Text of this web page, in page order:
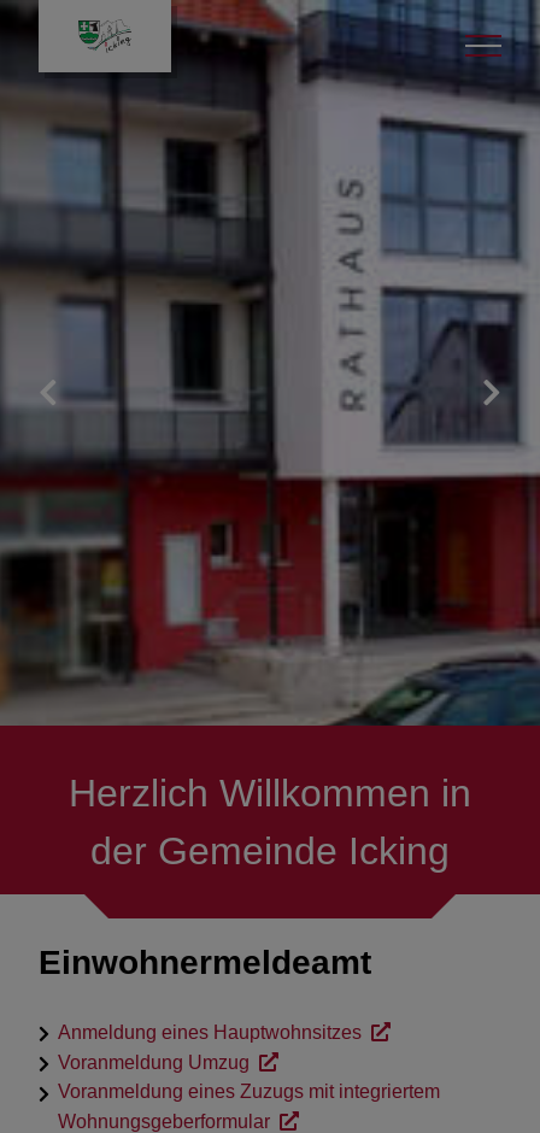
Gemeinde & Rathaus
Digitales Amtsblatt
Stellenangebote
Aktuelle Ausschreibungen
Gemeindeverwaltung
Öffnungszeiten & Termine
Rund um die Uhr in´s
Herzlich Willkommen in
der Gemeinde Icking
Einwohnermeldeamt
Anmeldung eines Hauptwohnsitzes
Voranmeldung Umzug
Voranmeldung eines Zuzugs mit integriertem
Wohnungsgeberformular